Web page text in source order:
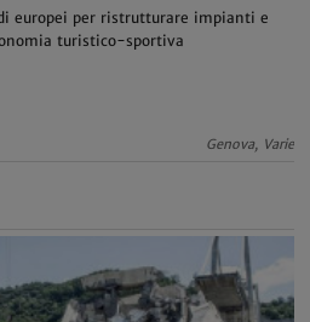
europei per ristrutturare impianti e
turistico-sportiva
Genova, Varie